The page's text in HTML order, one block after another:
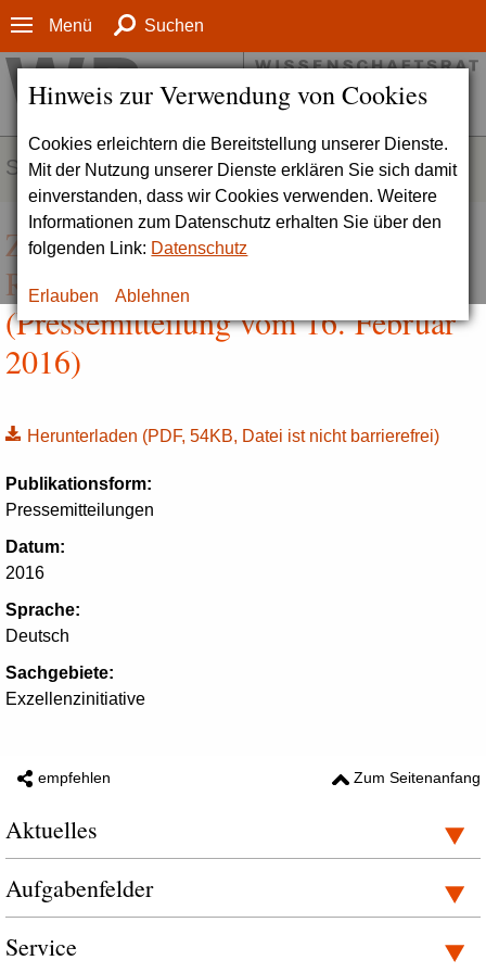
Hinweis zur Verwendung von Cookies
Cookies erleichtern die Bereitstellung unserer Dienste.
Mit der Nutzung unserer Dienste erklären Sie sich damit
einverstanden, dass wir Cookies verwenden. Weitere
Informationen zum Datenschutz erhalten Sie über den
folgenden Link: Datenschutz
Erlauben Ablehnen
Menü Suchen
SERVICE
Zehn Jahre Exzellenzinitiative -
Rückschau und Blick nach vorne
(Pressemitteilung vom 16. Februar
2016)
Herunterladen (PDF, 54KB, Datei ist nicht barrierefrei)
Publikationsform:
Pressemitteilungen
Datum:
2016
Sprache:
Deutsch
Sachgebiete:
Exzellenzinitiative
empfehlen Zum Seitenanfang
Aktuelles
Aufgabenfelder
Service